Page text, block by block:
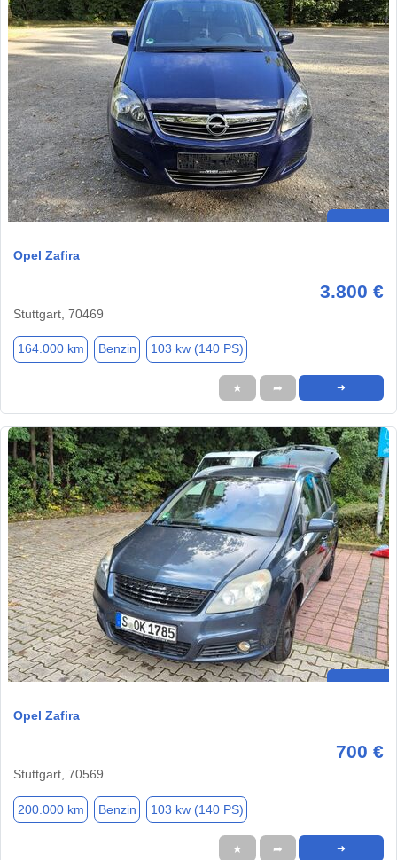
Opel Zafira
3.800 €
Stuttgart, 70469
164.000 km Benzin 103 kw (140 PS)
★ ➦ ➜
Opel Zafira
700 €
Stuttgart, 70569
200.000 km Benzin 103 kw (140 PS)
★ ➦ ➜